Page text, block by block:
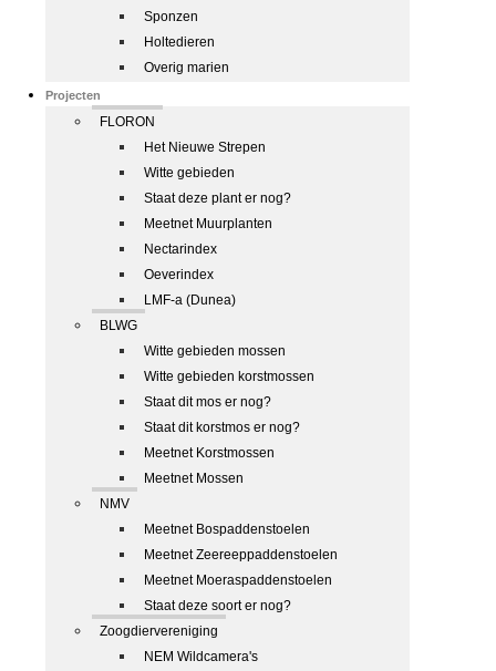
Sponzen
Holtedieren
Overig marien
Projecten
FLORON
Het Nieuwe Strepen
Witte gebieden
Staat deze plant er nog?
Meetnet Muurplanten
Nectarindex
Oeverindex
LMF-a (Dunea)
BLWG
Witte gebieden mossen
Witte gebieden korstmossen
Staat dit mos er nog?
Staat dit korstmos er nog?
Meetnet Korstmossen
Meetnet Mossen
NMV
Meetnet Bospaddenstoelen
Meetnet Zeereeppaddenstoelen
Meetnet Moeraspaddenstoelen
Staat deze soort er nog?
Zoogdiervereniging
NEM Wildcamera's